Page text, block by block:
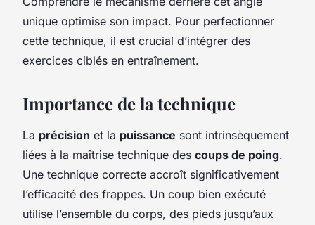
unique optimise son impact. Pour perfectionner
cette technique, il est crucial d’intégrer des
exercices ciblés en entraînement.
Importance de la technique
La précision et la puissance sont intrinsèquement
liées à la maîtrise technique des coups de poing.
Une technique correcte accroît significativement
l’efficacité des frappes. Un coup bien exécuté
utilise l’ensemble du corps, des pieds jusqu’aux